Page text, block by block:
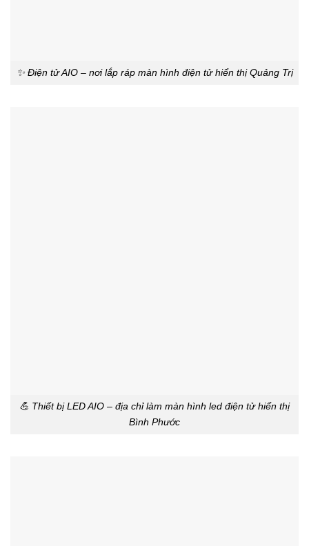
✨ Điện tử AIO – nơi lắp ráp màn hình điện tử hiển thị Quảng Trị
💪 Thiết bị LED AIO – địa chỉ làm màn hình led điện tử hiển thị
Bình Phước